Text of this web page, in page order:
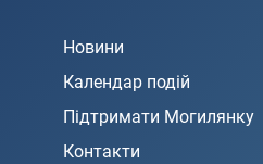
Новини
Календар подій
Підтримати Могилянку
Контакти